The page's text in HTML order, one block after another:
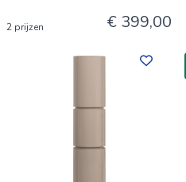
2 prijzen € 399,00